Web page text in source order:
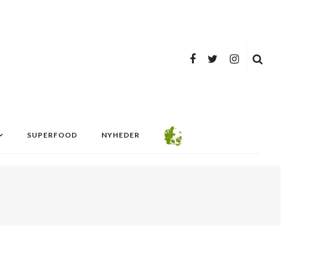
SUPERFOOD NYHEDER